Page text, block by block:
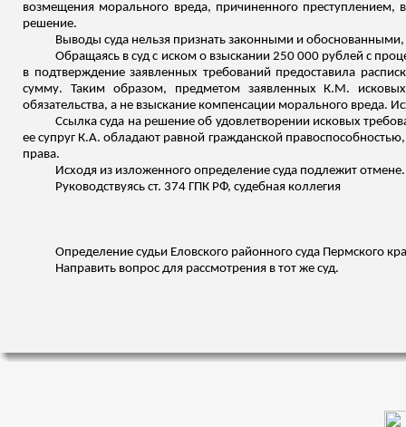
возмещения морального вреда, причиненного
решение.
Выводы суда нельзя признать законными и
Обращаясь в суд с иском о взыскании 250 000 рублей с
в подтверждение заявленных требований предоставила
сумму. Таким образом, предметом заявленных К.М.
обязательства, а не взыскание компенсации морального вреда.
Ссылка суда на решение об удовлетворении исковых
ее супруг К.А. обладают равной гражданской
права.
Исходя из изложенного определение суда подлежит отмене.
Руководствуясь ст. 374 ГПК РФ, судебная коллегия
Определение судьи Еловского районного суда Пермского
Направить вопрос для рассмотрения в тот же суд.